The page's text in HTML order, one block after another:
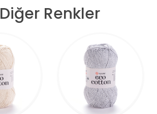
Diğer Renkler